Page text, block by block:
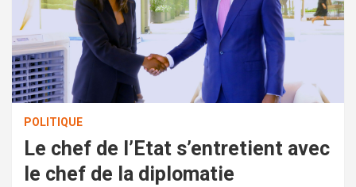
POLITIQUE
Le chef de l’Etat s’entretient avec
le chef de la diplomatie